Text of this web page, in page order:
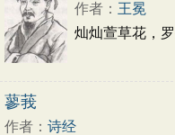
作者： 王冕
灿灿萱草花，
蓼莪
作者： 诗经